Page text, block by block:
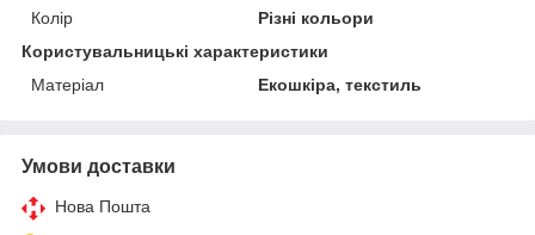
Колір
Різні кольори
Користувальницькі характеристики
Матеріал
Екошкіра, текстиль
Умови доставки
Нова Пошта